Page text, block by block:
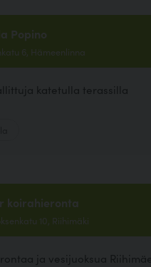
Popino
6, Hämeenlinna
katetulla terassilla
koirahieronta
10, Riihimäki
ja vesijuoksua